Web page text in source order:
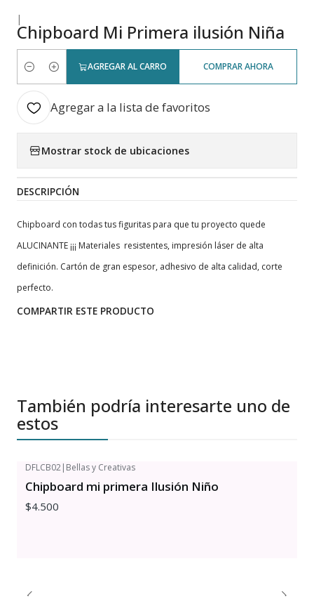
|
Chipboard Mi Primera ilusión Niña
Cantidad
AGREGAR AL CARRO COMPRAR AHORA
Agregar a la lista de favoritos
Mostrar stock de ubicaciones
DESCRIPCIÓN
Chipboard con todas tus figuritas para que tu proyecto quede
ALUCINANTE ¡¡¡ Materiales resistentes, impresión láser de alta
definición. Cartón de gran espesor, adhesivo de alta calidad, corte
perfecto.
COMPARTIR ESTE PRODUCTO
También podría interesarte uno de
estos
DFLCB02| Bellas y Creativas
Chipboard mi primera Ilusión Niño
$4.500